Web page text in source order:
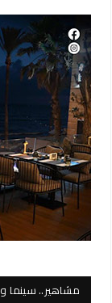
مشاهير.. سينما